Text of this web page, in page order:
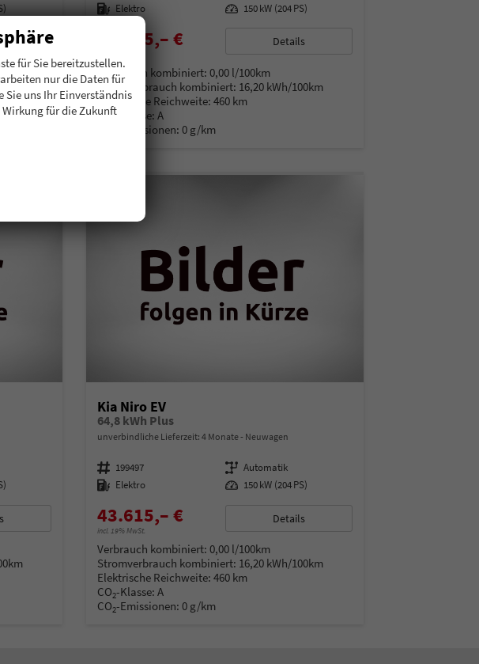
Kraftstoff Elektro Leistung 150 kW (204 PS)
39.875,– € Details
Verbrauch kombiniert:0,00 l/100km
Stromverbrauch kombiniert: 16,20 kWh/100km
Elektrische Reichweite: 460 km
CO2-Klasse: A
-Emissionen:0 g/km
Kia Niro EV
64,8 kWh Plus
unverbindliche Lieferzeit:4 Monate Neuwagen
Fahrzeugnummer 199497 Getriebe Automatik
Kraftstoff Elektro Leistung 150 kW (204 PS)
43.615,– €
incl. 19% MwSt.
Details
Verbrauch kombiniert:0,00 l/100km
Stromverbrauch kombiniert: 16,20 kWh/100km
Elektrische Reichweite: 460 km
CO2-Klasse: A
CO2-Emissionen:0 g/km
für Sie bereitzustellen.
nur die Daten für
uns Ihr Einverständnis
für die Zukunft